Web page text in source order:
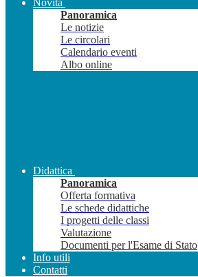
Novità
Panoramica
Le notizie
Le circolari
Calendario eventi
Albo online
Didattica
Panoramica
Offerta formativa
Le schede didattiche
I progetti delle classi
Valutazione
Documenti per l'Esame di Stato
Info utili
Contatti